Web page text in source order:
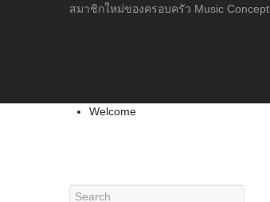
สมาชิกใหม่ของครอบครัว Music Concept
Welcome